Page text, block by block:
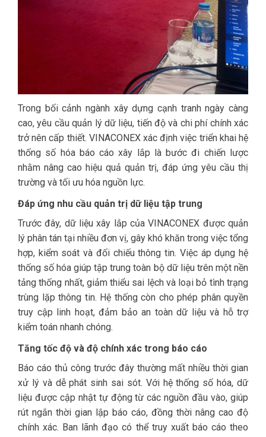
Trong bối cảnh ngành xây dựng cạnh tranh ngày càng
cao, yêu cầu quản lý dữ liệu, tiến độ và chi phí chính xác
trở nên cấp thiết. VINACONEX xác định việc triển khai hệ
thống số hóa báo cáo xây lắp là bước đi chiến lược
nhằm nâng cao hiệu quả quản trị, đáp ứng yêu cầu thị
trường và tối ưu hóa nguồn lực.
Đáp ứng nhu cầu quản trị dữ liệu tập trung
Trước đây, dữ liệu xây lắp của VINACONEX được quản
lý phân tán tại nhiều đơn vị, gây khó khăn trong việc tổng
hợp, kiểm soát và đối chiếu thông tin. Việc áp dụng hệ
thống số hóa giúp tập trung toàn bộ dữ liệu trên một nền
tảng thống nhất, giảm thiểu sai lệch và loại bỏ tình trạng
trùng lặp thông tin. Hệ thống còn cho phép phân quyền
truy cập linh hoạt, đảm bảo an toàn dữ liệu và hỗ trợ
kiểm toán nhanh chóng.
Tăng tốc độ và độ chính xác trong báo cáo
Báo cáo thủ công trước đây thường mất nhiều thời gian
xử lý và dễ phát sinh sai sót. Với hệ thống số hóa, dữ
liệu được cập nhật tự động từ các nguồn đầu vào, giúp
rút ngắn thời gian lập báo cáo, đồng thời nâng cao độ
chính xác. Ban lãnh đạo có thể truy xuất báo cáo theo